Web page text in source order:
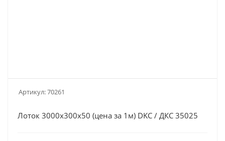
Артикул:70261
Лоток 3000x300х50 (цена за 1м) DKC / ДКС 35025